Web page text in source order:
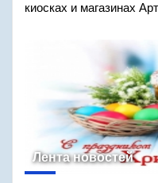
киосках и магазинах
Лента новостей